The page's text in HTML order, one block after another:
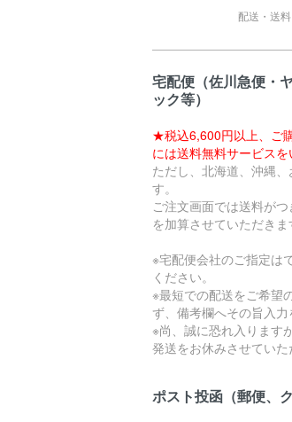
配送・送
宅配便（佐川急便・
ック等）
★税込6,600円以上、ご
には送料無料サービスを
ただし、北海道、沖縄
す。
ご注文画面では送料が
を加算させていただきま
※宅配便会社のご指定は
ください。
※最短での配送をご希望
ず、備考欄へその旨入力
※尚、誠に恐れ入ります
発送をお休みさせていた
ポスト投函（郵便、